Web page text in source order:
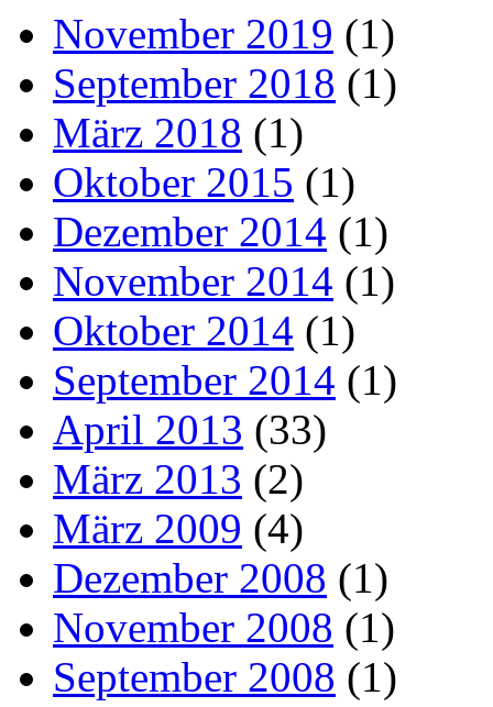
November 2019 (1)
September 2018 (1)
März 2018 (1)
Oktober 2015 (1)
Dezember 2014 (1)
November 2014 (1)
Oktober 2014 (1)
September 2014 (1)
April 2013 (33)
März 2013 (2)
März 2009 (4)
Dezember 2008 (1)
November 2008 (1)
September 2008 (1)